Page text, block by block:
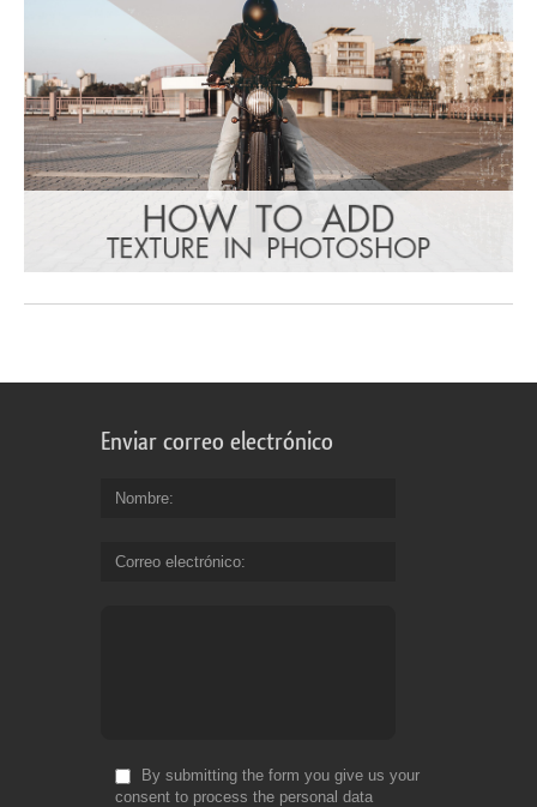
Enviar correo electrónico
Nombre
Correo electrónico
By submitting the form you give us your
consent to process the personal data